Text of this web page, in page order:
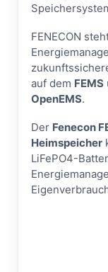
FENECON
auf dem FEMS
OpenEMS.
Der Fenecon
Heimspeicher
LiFePO4-